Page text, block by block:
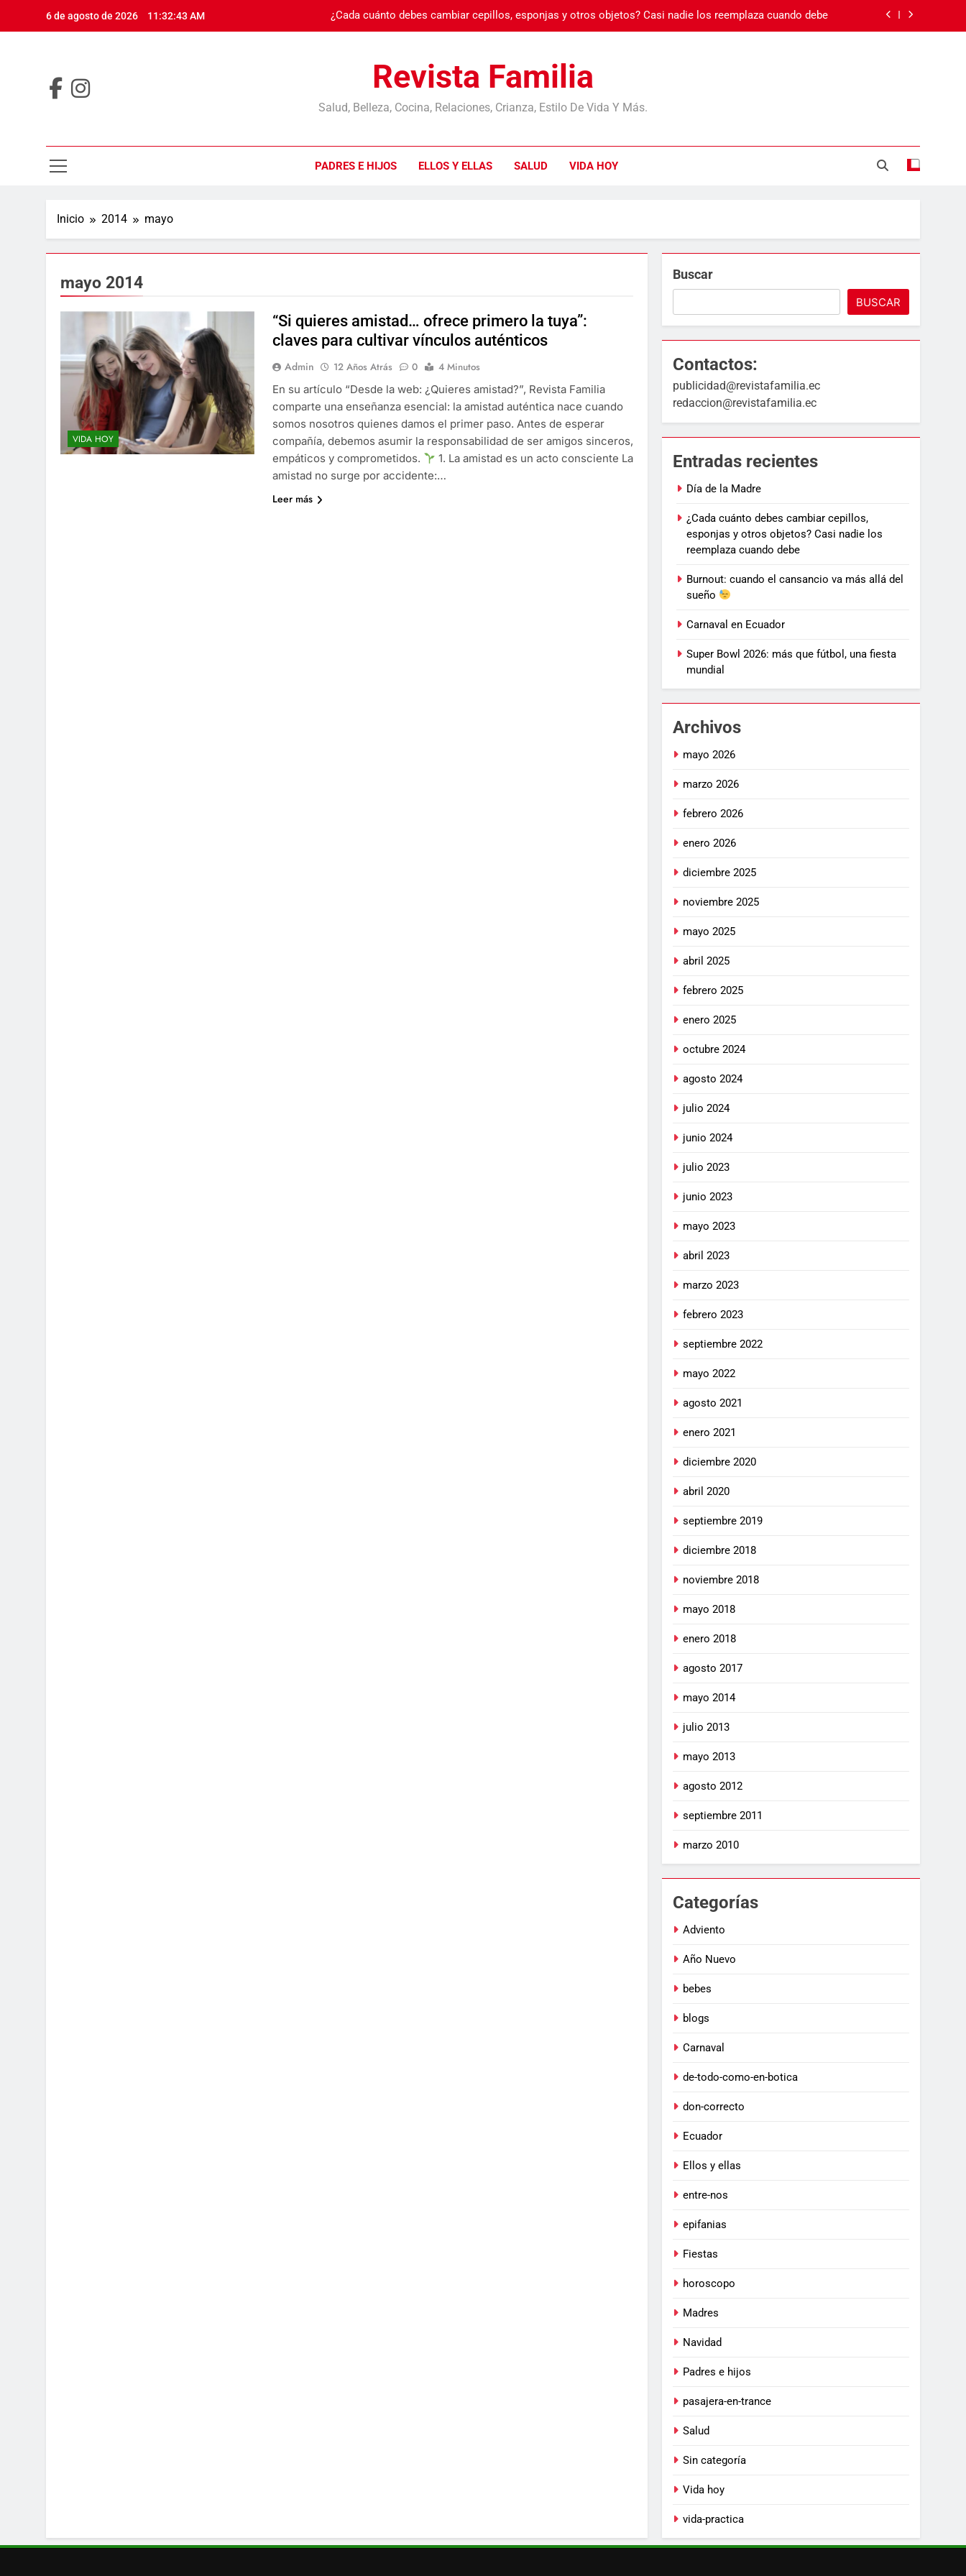
6 de agosto de 2026 11:32:43 AM ¿Cada cuánto debes cambiar cepillos, esponjas y otros objetos? Casi nadie los reemplaza cuando debe
Revista Familia
Salud, Belleza, Cocina, Relaciones, Crianza, Estilo De Vida Y Más.
PADRES E HIJOS ELLOS Y ELLAS SALUD VIDA HOY
Inicio 2014 mayo
mayo 2014
VIDA HOY
“Si quieres amistad… ofrece primero la tuya”:
claves para cultivar vínculos auténticos
Admin 12 Años Atrás 0
4 Minutos
En su artículo “Desde la web: ¿Quieres amistad?”, Revista Familia
comparte una enseñanza esencial: la amistad auténtica nace cuando
somos nosotros quienes damos el primer paso. Antes de esperar
compañía, debemos asumir la responsabilidad de ser amigos sinceros,
empáticos y comprometidos.
1. La amistad es un acto consciente La
amistad no surge por accidente:…
Leer más
Buscar
BUSCAR
Contactos:
publicidad@revistafamilia.ec
redaccion@revistafamilia.ec
Entradas recientes
Día de la Madre
¿Cada cuánto debes cambiar cepillos,
esponjas y otros objetos? Casi nadie los
reemplaza cuando debe
Burnout: cuando el cansancio va más allá del
sueño
Carnaval en Ecuador
Super Bowl 2026: más que fútbol, una fiesta
mundial
Archivos
mayo 2026
marzo 2026
febrero 2026
enero 2026
diciembre 2025
noviembre 2025
mayo 2025
abril 2025
febrero 2025
enero 2025
octubre 2024
agosto 2024
julio 2024
junio 2024
julio 2023
junio 2023
mayo 2023
abril 2023
marzo 2023
febrero 2023
septiembre 2022
mayo 2022
agosto 2021
enero 2021
diciembre 2020
abril 2020
septiembre 2019
diciembre 2018
noviembre 2018
mayo 2018
enero 2018
agosto 2017
mayo 2014
julio 2013
mayo 2013
agosto 2012
septiembre 2011
marzo 2010
Categorías
Adviento
Año Nuevo
bebes
blogs
Carnaval
de-todo-como-en-botica
don-correcto
Ecuador
Ellos y ellas
entre-nos
epifanias
Fiestas
horoscopo
Madres
Navidad
Padres e hijos
pasajera-en-trance
Salud
Sin categoría
Vida hoy
vida-practica